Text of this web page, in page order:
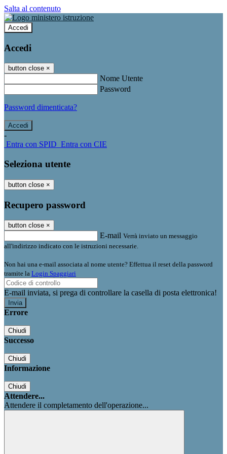
Salta al contenuto
Accedi
Accedi
button close ×
Nome Utente
Password
Password dimenticata?
-
Entra con SPID Entra con CIE
Seleziona utente
button close ×
Recupero password
button close ×
E-mail Verrà inviato un messaggio
all'indirizzo indicato con le istruzioni necessarie.
Non hai una e-mail associata al nome utente? Effettua il reset della password
tramite la Login Spaggiari
E-mail inviata, si prega di controllare la casella di posta elettronica!
Errore
Chiudi
Successo
Chiudi
Informazione
Chiudi
Attendere...
Attendere il completamento dell'operazione...